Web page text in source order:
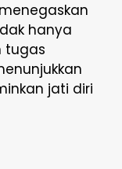
hanya
tugas
jati diri